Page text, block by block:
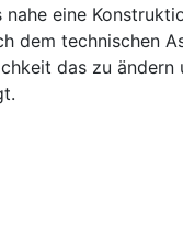
eine
dem technischen
das zu